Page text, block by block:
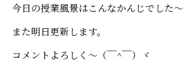
今日の授業風景はこんなかんじでした
また明日更新します。
コメントよろしく～（￣^￣）ヾ